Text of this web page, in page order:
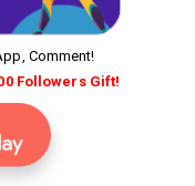
Comment!
Followers Gift!